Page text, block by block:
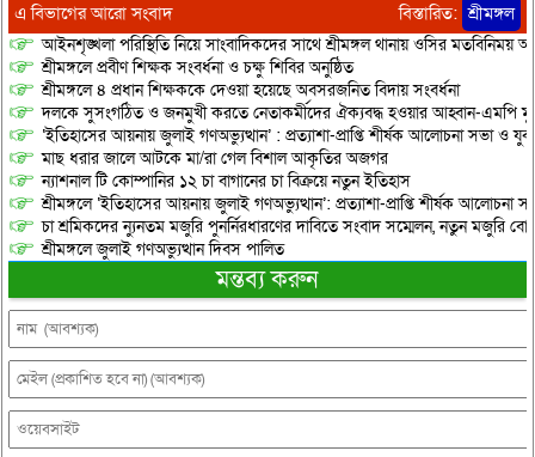
এ বিভাগের আরো সংবাদ বিস্তারিত: শ্রীমঙ্গল
আইনশৃঙ্খলা পরিস্থিতি নিয়ে সাংবাদিকদের সাথে শ্রীমঙ্গল থানায় ওসির মতবিনিময়
শ্রীমঙ্গলে প্রবীণ শিক্ষক সংবর্ধনা ও চক্ষু শিবির অনুষ্ঠিত
শ্রীমঙ্গলে ৪ প্রধান শিক্ষককে দেওয়া হয়েছে অবসরজনিত বিদায় সংবর্ধনা
দলকে সুসংগঠিত ও জনমুখী করতে নেতাকর্মীদের ঐক্যবদ্ধ হওয়ার আহ্বান-এমপি
‘ইতিহাসের আয়নায় জুলাই গণঅভ্যুত্থান’ : প্রত্যাশা-প্রাপ্তি শীর্ষক আলোচনা সভা ও
মাছ ধরার জালে আটকে মা/রা গেল বিশাল আকৃতির অজগর
ন্যাশনাল টি কোম্পানির ১২ চা বাগানের চা বিক্রয়ে নতুন ইতিহাস
শ্রীমঙ্গলে ‘ইতিহাসের আয়নায় জুলাই গণঅভ্যুত্থান’: প্রত্যাশা-প্রাপ্তি শীর্ষক আলোচনা
চা শ্রমিকদের ন্যুনতম মজুরি পুনর্নিরধারণের দাবিতে সংবাদ সম্মেলন, নতুন মজুরি
শ্রীমঙ্গলে জুলাই গণঅভ্যুত্থান দিবস পালিত
মন্তব্য করুন